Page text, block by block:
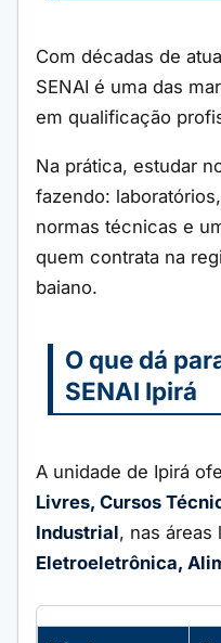
Com décadas de
SENAI é uma das
em qualificação
Na prática, estudar
fazendo:
normas técnicas e
quem contrata na
baiano.
O que dá
SENAI Ipirá
A unidade de Ipirá
Livres, Cursos
Industrial, nas áreas
Eletroeletrônica,